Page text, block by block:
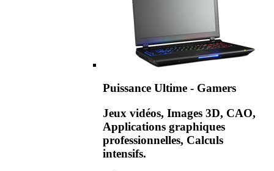
Puissance Ultime - Gamers
Jeux vidéos, Images 3D, CAO,
Applications graphiques
professionnelles, Calculs
intensifs.